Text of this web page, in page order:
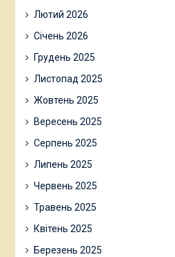
Лютий 2026
Січень 2026
Грудень 2025
Листопад 2025
Жовтень 2025
Вересень 2025
Серпень 2025
Липень 2025
Червень 2025
Травень 2025
Квітень 2025
Березень 2025